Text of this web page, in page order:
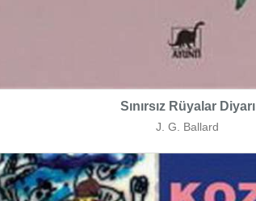
Sınırsız Rüyalar Diyarı
J. G. Ballard